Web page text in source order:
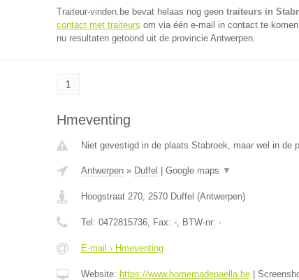
Traiteur-vinden.be bevat helaas nog geen traiteurs in
contact met traiteurs om via één e-mail in contact te
nu resultaten getoond uit de provincie Antwerpen.
1
Hmeventing
Niet gevestigd in de plaats Stabroek, maar wel in de
Antwerpen» Duffel Google maps ▼
Hoogstraat 270, 2570 Duffel (Antwerpen)
Tel: 0472815736, Fax: -, BTW-nr: -
E-mail › Hmeventing
Website: https://www.homemadepaella.be|